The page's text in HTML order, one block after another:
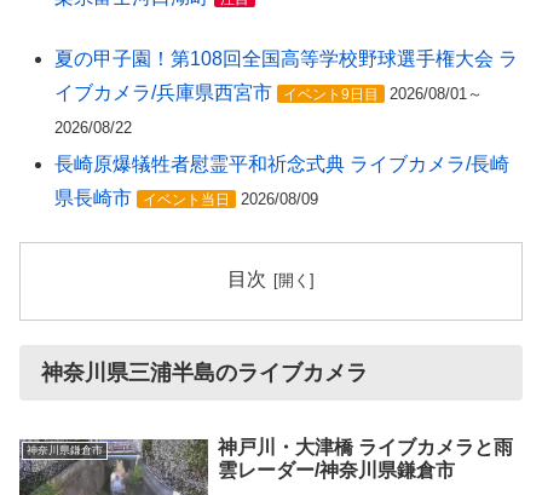
夏の甲子園！第108回全国高等学校野球選手権大会 ラ
イブカメラ/兵庫県西宮市
イベント9日目
2026/08/01～
2026/08/22
長崎原爆犠牲者慰霊平和祈念式典 ライブカメラ/長崎
県長崎市
イベント当日 2026/08/09
目次
神奈川県三浦半島のライブカメラ
神奈川県鎌倉市
神戸川・大津橋 ライブカメラと雨
雲レーダー/神奈川県鎌倉市